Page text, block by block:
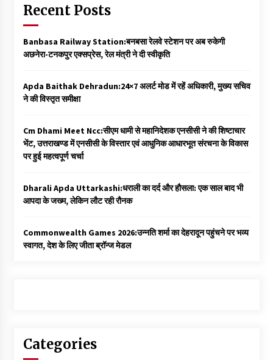
Recent Posts
Banbasa Railway Station:बनबसा रेलवे स्टेशन पर अब रुकेगी
अछनेरा-टनकपुर एक्सप्रेस, रेल मंत्री ने दी स्वीकृति
Apda Baithak Dehradun:24×7 अलर्ट मोड में रहें अधिकारी, मुख्य सचिव
ने की विस्तृत समीक्षा
Cm Dhami Meet Ncc:सीएम धामी से महानिदेशक एनसीसी ने की शिष्टाचार
भेंट, उत्तराखण्ड में एनसीसी के विस्तार एवं आधुनिक आधारभूत संरचना के विकास
पर हुई महत्वपूर्ण चर्चा
Dharali Apda Uttarkashi:धराली का दर्द और हौसला: एक साल बाद भी
आपदा के जख्म, लेकिन लौट रही रौनक
Commonwealth Games 2026:उन्नति शर्मा का देहरादून पहुंचने पर भव्य
स्वागत, देश के लिए जीता ब्रॉन्ज मेडल
Categories